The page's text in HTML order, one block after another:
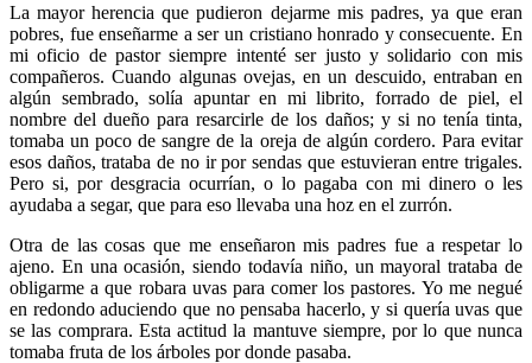
La mayor herencia que pudieron dejarme mis padres, ya que eran
pobres, fue enseñarme a ser un cristiano honrado y consecuente. En
mi oficio de pastor siempre intenté ser justo y solidario con mis
compañeros. Cuando algunas ovejas, en un descuido, entraban en
algún sembrado, solía apuntar en mi librito, forrado de piel, el
nombre del dueño para resarcirle de los daños; y si no tenía tinta,
tomaba un poco de sangre de la oreja de algún cordero. Para evitar
esos daños, trataba de no ir por sendas que estuvieran entre trigales.
Pero si, por desgracia ocurrían, o lo pagaba con mi dinero o les
ayudaba a segar, que para eso llevaba una hoz en el zurrón.
Otra de las cosas que me enseñaron mis padres fue a respetar lo
ajeno. En una ocasión, siendo todavía niño, un mayoral trataba de
obligarme a que robara uvas para comer los pastores. Yo me negué
en redondo aduciendo que no pensaba hacerlo, y si quería uvas que
se las comprara. Esta actitud la mantuve siempre, por lo que nunca
tomaba fruta de los árboles por donde pasaba.